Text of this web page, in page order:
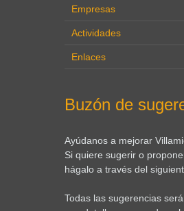
Empresas
Actividades
Enlaces
Buzón de
Ayúdanos a mejorar
Si quiere sugerir o
hágalo a través del
Todas las sugerencias